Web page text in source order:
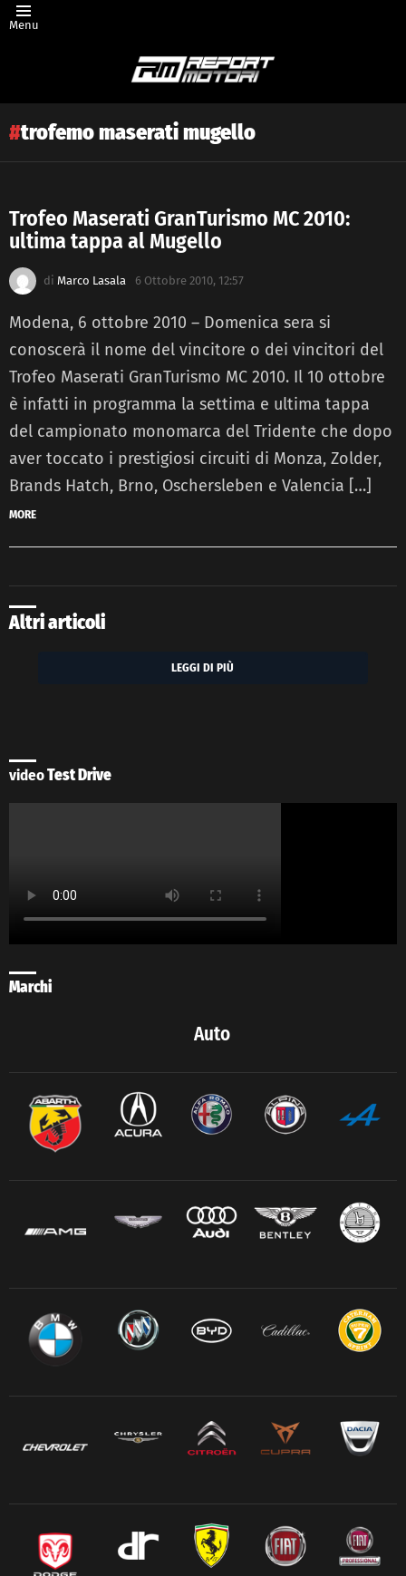
Menu
trofemo maserati mugello
Latest
story
Trofeo Maserati GranTurismo MC 2010:
ultima tappa al Mugello
di Marco Lasala 6 Ottobre 2010, 12:57
Modena, 6 ottobre 2010 – Domenica sera si
conoscerà il nome del vincitore o dei vincitori del
Trofeo Maserati GranTurismo MC 2010. Il 10 ottobre
è infatti in programma la settima e ultima tappa
del campionato monomarca del Tridente che dopo
aver toccato i prestigiosi circuiti di Monza, Zolder,
Brands Hatch, Brno, Oschersleben e Valencia […]
MORE
Altri articoli
LEGGI DI PIÙ
videoTest Drive
Marchi
Auto